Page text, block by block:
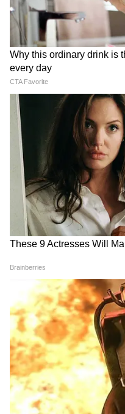
দলের নিযুক্ত
গোষ্ঠীকে যেন
ধরনের কোনও আবেদন
আগে তৃণমূলকে যেন
দেওয়া হয়।
দল যে কোনও আইনি
রাখে, তাও আমরা
দলত্যাগ বিরোধী
অভিষেকের চিঠিতে
সাংবিধানিক ও
তিনি সুপ্রিম কোর্টের
রাজ্যপালের প্রধান
মামলার রায়ের
দলত্যাগ বিরোধী
পার পাওয়ার আর
আইন অনুযায়ী, দলে
ঘটনা' হিসেবে দেখা
পদ খারিজও হতে
হুইপ নিয়োগের ক্ষেত্রে
রাজনৈতিক দলের